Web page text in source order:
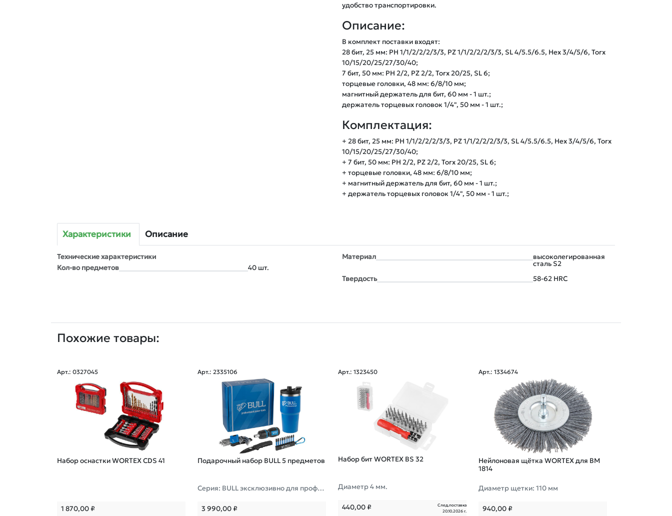
удобство транспортировки.
Описание:
В комплект поставки входят:
28 бит, 25 мм: PH 1/1/2/2/2/3/3, PZ 1/1/2/2/2/3/3, SL 4/5.5/6.5, Hex 3/4/5/6, Torx
10/15/20/25/27/30/40;
7 бит, 50 мм: PH 2/2, PZ 2/2, Torx 20/25, SL 6;
торцевые головки, 48 мм: 6/8/10 мм;
магнитный держатель для бит, 60 мм - 1 шт.;
держатель торцевых головок 1/4", 50 мм - 1 шт.;
Комплектация:
+ 28 бит, 25 мм: PH 1/1/2/2/2/3/3, PZ 1/1/2/2/2/3/3, SL 4/5.5/6.5, Hex 3/4/5/6, Torx
10/15/20/25/27/30/40;
+ 7 бит, 50 мм: PH 2/2, PZ 2/2, Torx 20/25, SL 6;
+ торцевые головки, 48 мм: 6/8/10 мм;
+ магнитный держатель для бит, 60 мм - 1 шт.;
+ держатель торцевых головок 1/4", 50 мм - 1 шт.;
Характеристики Описание
Технические характеристики
Кол-во предметов
40 шт.
Материал
высоколегированная
сталь S2
Твердость
58-62 HRC
Похожие товары:
Арт.: 0327045
Набор оснастки WORTEX CDS 41
1 870,00₽
Арт.: 2335106
Подарочный набор BULL 5 предметов
Серия: BULL эксклюзивно для профес
3 990,00₽
Арт.: 1323450
Набор бит WORTEX BS 32
Диаметр 4 мм.
440,00₽
След.поставка
20.10.2026 г.
Арт.: 1334674
Нейлоновая щётка WORTEX для BM
1814
Диаметр щетки: 110 мм
940,00₽